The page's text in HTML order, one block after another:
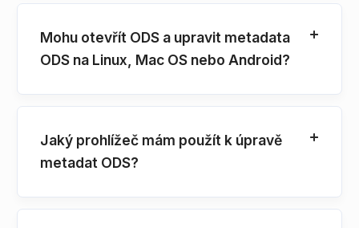
Mohu otevřít ODS a upravit metadata
ODS na Linux, Mac OS nebo Android?
Jaký prohlížeč mám použít k úpravě
metadat ODS?